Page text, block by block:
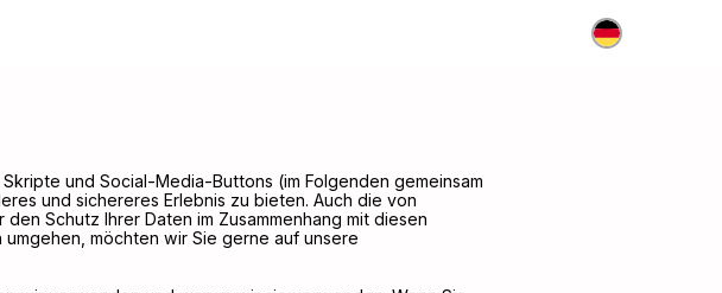
und Social-Media-Buttons (im Folgenden gemeinsam
und sichereres Erlebnis zu bieten. Auch die von
Schutz Ihrer Daten im Zusammenhang mit diesen
möchten wir Sie gerne auf unsere